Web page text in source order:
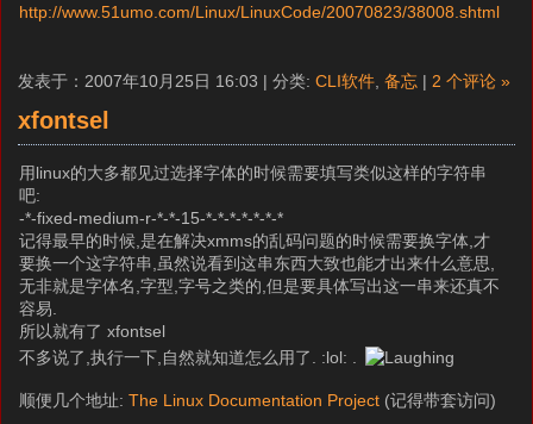
http://www.51umo.com/Linux/LinuxCode/20070823/38008.shtml
发表于：2007年10月25日 16:03 | 分类: CLI软件 备忘 | 2 个评论 »
xfontsel
用linux的大多都见过选择字体的时候需要填写类似这样的字符串
吧:
-*-fixed-medium-r-*-*-15-*-*-*-*-*-*-*
记得最早的时候,是在解决xmms的乱码问题的时候需要换字体,才
要换一个这字符串,虽然说看到这串东西大致也能才出来什么意思,
无非就是字体名,字型,字号之类的,但是要具体写出这一串来还真不
容易.
所以就有了 xfontsel
不多说了,执行一下,自然就知道怎么用了. :lol: .
顺便几个地址:The Linux Documentation Project (记得带套访问)